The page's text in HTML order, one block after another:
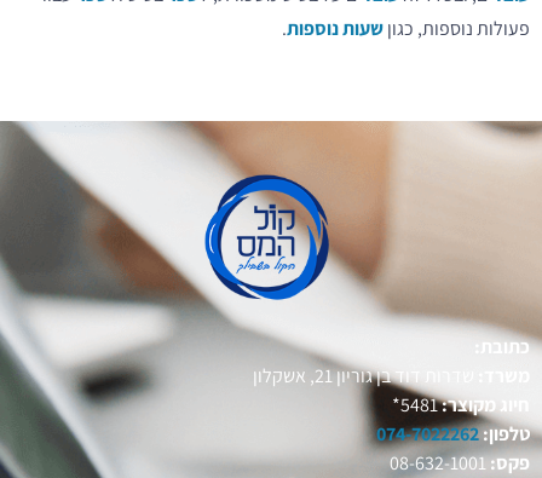
פעולות נוספות, כגוןשעות נוספות.
כתובת:
משרד:
שדרות דוד בן גוריון 21, אשקלון
חיוג מקוצר:5481*
טלפון:074-7022262
פקס:08-632-1001